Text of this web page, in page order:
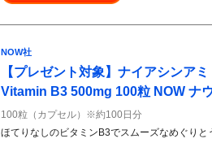
NOW社
【プレゼント対象】ナイアシンア
Vitamin B3 500mg 100粒 NOW ナ
100粒（カプセル）※約100日分
ほてりなしのビタミンB3でスムーズなめぐりと